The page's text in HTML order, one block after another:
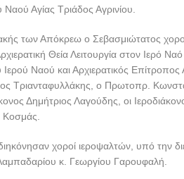
Αγίας Τριάδος Αγρινίου.
των Απόκρεω ο Σεβασμιώτατος
Θεία Λειτουργία στον Ιερό
Ναού και Αρχιερατικός Επίτροπος
Τριανταφυλλάκης, ο Πρωτοπρ.
Δημήτριος Λαγούδης, οι
Κοσμάς.
χοροί ιεροψαλτών, υπό
κ. Γεωργίου Γαρουφαλή.